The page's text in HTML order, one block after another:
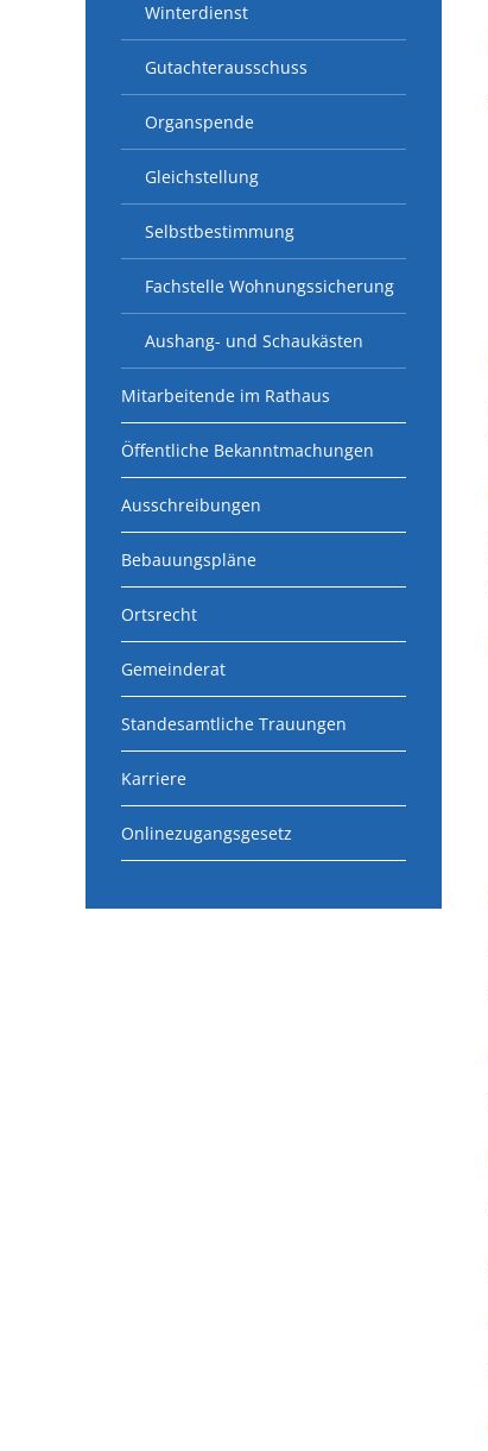
Winterdienst
Gutachterausschuss
Organspende
Gleichstellung
Selbstbestimmung
Fachstelle Wohnungssicherung
Aushang- und Schaukästen
Mitarbeitende im Rathaus
Öffentliche Bekanntmachungen
Ausschreibungen
Bebauungspläne
Ortsrecht
Gemeinderat
Standesamtliche Trauungen
Karriere
Onlinezugangsgesetz